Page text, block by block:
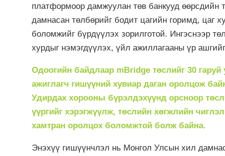
платформоор дамжуулан төв банкууд өөрсдийн
дамнасан төлбөрийг бодит цагийн горимд, цаг
боломжийг бүрдүүлэх зорилготой. Ингэснээр
хурдыг нэмэгдүүлэх, үйл ажиллагааны үр
Одоогийн байдлаар mBridge төслийг 30
ажиглагч гишүүний хувиар даган оролцож
Удирдах хорооны бүрэлдэхүүнд орсноор
үүргийг хэрэгжүүлж, төслийн хөгжлийн
хамтран оролцох боломжтой болж байна.
Энэхүү гишүүнчлэл нь Монгол Улсын хил